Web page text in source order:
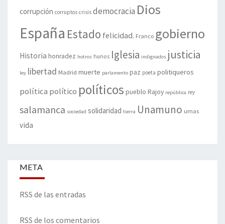
corrupción corruptos crisis democracia Dios
España Estado felicidad. Franco gobierno
Historia honradez hotros hunos Iglesia indignados justicia
ley libertad Madrid muerte parlamento paz poeta politiqueros
política político políticos pueblo Rajoy república rey
salamanca sociedad solidaridad tierra Unamuno urnas
vida
META
RSS de las entradas
RSS de los comentarios